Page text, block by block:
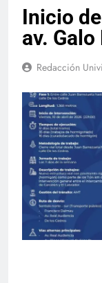
Inicio
av. Galo
Redacción